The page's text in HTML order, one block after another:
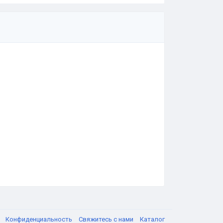
Конфиденциальность Свяжитесь с нами Каталог